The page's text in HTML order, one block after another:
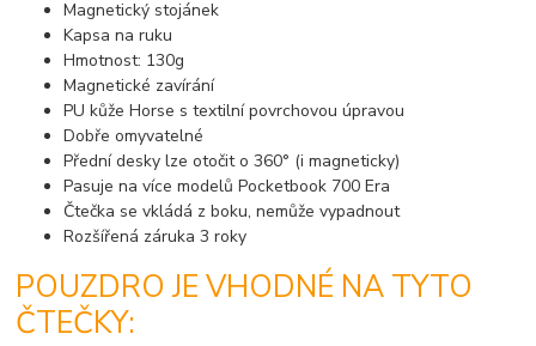
Magnetický stojánek
Kapsa na ruku
Hmotnost: 130g
Magnetické zavírání
PU kůže Horse s textilní povrchovou úpravou
Dobře omyvatelné
Přední desky lze otočit o 360° (i magneticky)
Pasuje na více modelů Pocketbook 700 Era
Čtečka se vkládá z boku, nemůže vypadnout
Rozšířená záruka 3 roky
POUZDRO JE VHODNÉ NA TYTO
ČTEČKY: